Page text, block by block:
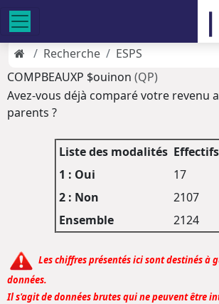
Recherche
ESPS
COMPBEAUXP $ouinon (QP)
Avez-vous déjà comparé votre revenu
parents ?
Liste des modalités Effectifs
1 : Oui
17
2 : Non
2107
Ensemble
2124
Les chiffres présentés ici sont destinés à
données.
Il s'agit de données brutes qui ne peuvent être